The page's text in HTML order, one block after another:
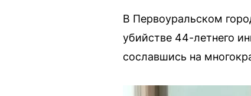
В Первоуральском
убийстве 44-летнего
сославшись на